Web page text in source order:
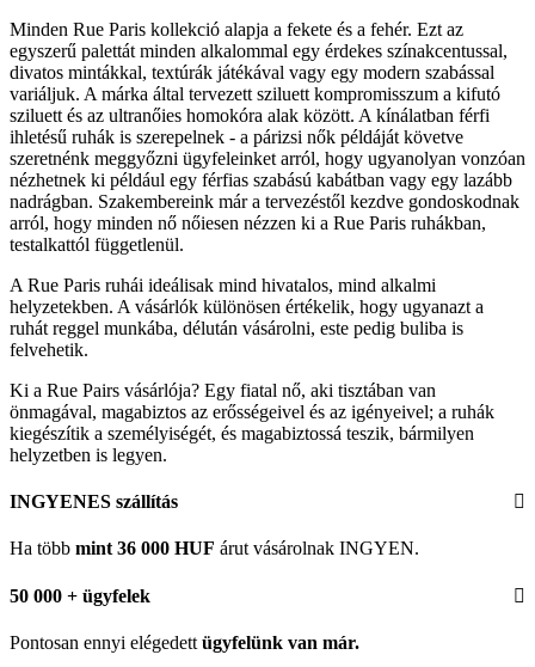
Minden Rue Paris kollekció alapja a fekete és a fehér. Ezt az
egyszerű palettát minden alkalommal egy érdekes színakcentussal,
divatos mintákkal, textúrák játékával vagy egy modern szabással
variáljuk. A márka által tervezett sziluett kompromisszum a kifutó
sziluett és az ultranőies homokóra alak között. A kínálatban férfi
ihletésű ruhák is szerepelnek - a párizsi nők példáját követve
szeretnénk meggyőzni ügyfeleinket arról, hogy ugyanolyan vonzóan
nézhetnek ki például egy férfias szabású kabátban vagy egy lazább
nadrágban. Szakembereink már a tervezéstől kezdve gondoskodnak
arról, hogy minden nő nőiesen nézzen ki a Rue Paris ruhákban,
testalkattól függetlenül.
A Rue Paris ruhái ideálisak mind hivatalos, mind alkalmi
helyzetekben. A vásárlók különösen értékelik, hogy ugyanazt a
ruhát reggel munkába, délután vásárolni, este pedig buliba is
felvehetik.
Ki a Rue Pairs vásárlója? Egy fiatal nő, aki tisztában van
önmagával, magabiztos az erősségeivel és az igényeivel; a ruhák
kiegészítik a személyiségét, és magabiztossá teszik, bármilyen
helyzetben is legyen.
INGYENES szállítás
Ha több mint 36 000 HUF árut vásárolnak INGYEN.
50 000 + ügyfelek
Pontosan ennyi elégedett ügyfelünk van már.